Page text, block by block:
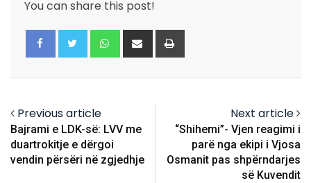
You can share this post!
Whatsapp
Share
via
Previous article
Bajrami e LDK-së: LVV me
duartrokitje e dërgoi
vendin përsëri në zgjedhje
Next article
“Shihemi”- Vjen reagimi i
parë nga ekipi i Vjosa
Osmanit pas shpërndarjes
së Kuvendit